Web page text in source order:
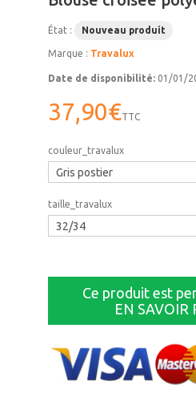
État : Nouveau produit
Marque : Travalux
Date de disponibilité: 01/01/
37,90€TTC
couleur_travalux
taille_travalux
Ce produit est
EN SAVOIR